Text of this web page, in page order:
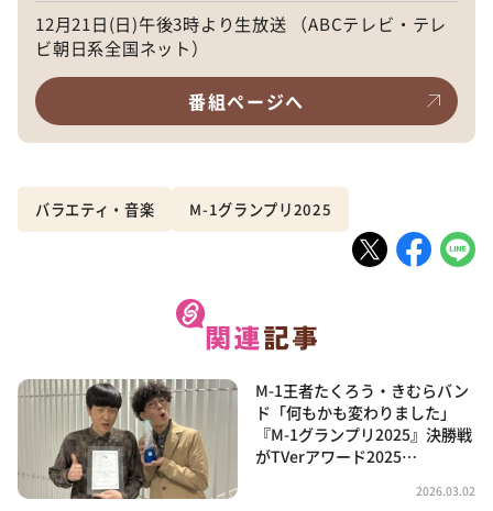
12月21日(日)午後3時より生放送 （ABCテレビ・テレ
ビ朝日系全国ネット）
番組ページへ
バラエティ・音楽 M-1グランプリ2025
M-1王者たくろう・きむらバン
ド「何もかも変わりました」
『M-1グランプリ2025』決勝戦
がTVerアワード2025…
2026.03.02